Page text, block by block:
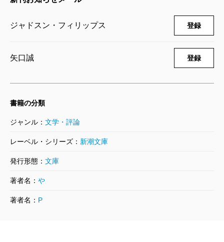
ジャドスン・フィリップス 登録
矢口誠 登録
書籍の分類
ジャンル： 文学・評論
レーベル・シリーズ： 新潮文庫
発行形態： 文庫
著者名： や
著者名： P